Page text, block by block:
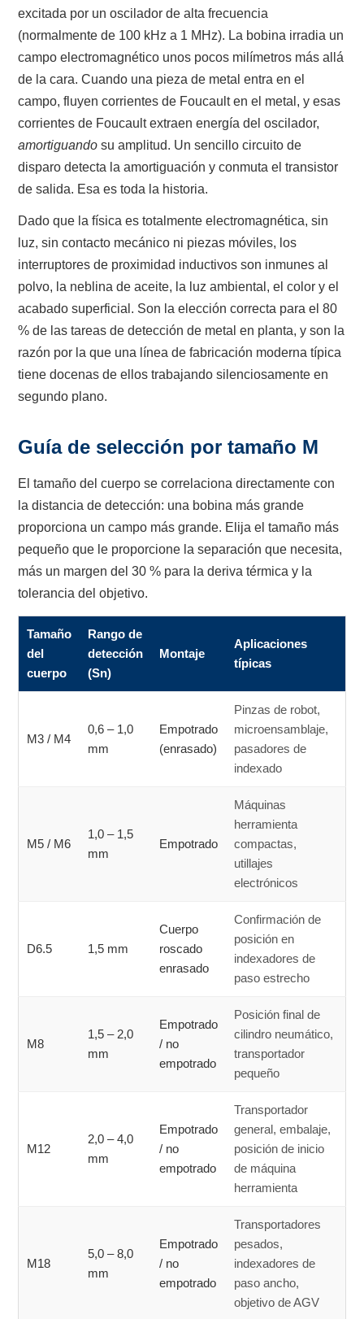
excitada por un oscilador de alta frecuencia
(normalmente de 100 kHz a 1 MHz). La bobina irradia un
campo electromagnético unos pocos milímetros más allá
de la cara. Cuando una pieza de metal entra en el
campo, fluyen corrientes de Foucault en el metal, y esas
corrientes de Foucault extraen energía del oscilador,
amortiguando su amplitud. Un sencillo circuito de
disparo detecta la amortiguación y conmuta el transistor
de salida. Esa es toda la historia.
Dado que la física es totalmente electromagnética, sin
luz, sin contacto mecánico ni piezas móviles, los
interruptores de proximidad inductivos son inmunes al
polvo, la neblina de aceite, la luz ambiental, el color y el
acabado superficial. Son la elección correcta para el 80
% de las tareas de detección de metal en planta, y son la
razón por la que una línea de fabricación moderna típica
tiene docenas de ellos trabajando silenciosamente en
segundo plano.
Guía de selección por tamaño M
El tamaño del cuerpo se correlaciona directamente con
la distancia de detección: una bobina más grande
proporciona un campo más grande. Elija el tamaño más
pequeño que le proporcione la separación que necesita,
más un margen del 30 % para la deriva térmica y la
tolerancia del objetivo.
Tamaño
del
cuerpo
Rango de
detección
(Sn)
Montaje
Aplicaciones
típicas
M3 / M4
0,6 – 1,0
mm
Empotrado
(enrasado)
Pinzas de robot,
microensamblaje,
pasadores de
indexado
M5 / M6
1,0 – 1,5
mm
Empotrado
Máquinas
herramienta
compactas,
utillajes
electrónicos
D6.5 1,5 mm
Cuerpo
roscado
enrasado
Confirmación de
posición en
indexadores de
paso estrecho
M8
1,5 – 2,0
mm
Empotrado
/ no
empotrado
Posición final de
cilindro neumático,
transportador
pequeño
M12
2,0 – 4,0
mm
Empotrado
/ no
empotrado
Transportador
general, embalaje,
posición de inicio
de máquina
herramienta
M18
5,0 – 8,0
mm
Empotrado
/ no
empotrado
Transportadores
pesados,
indexadores de
paso ancho,
objetivo de AGV